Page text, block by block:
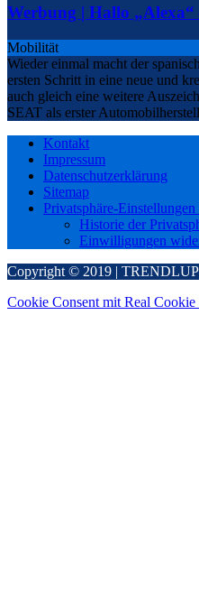
Werbung | Hallo
Mobilität
Wieder einmal macht der
ersten Schritt in eine neue und
auch gleich eine weitere
SEAT als erster
Kontakt
Impressum
Datenschutzerklärung
Sitemap
Privatsphäre-Einstellungen
Historie der
Einwilligungen
Copyright © 2019 |
Cookie Consent mit Real Cookie